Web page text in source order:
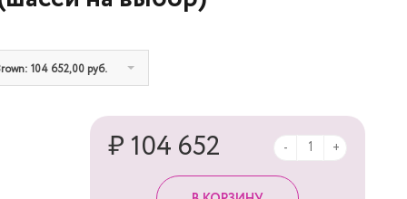
104 652,00 руб.
₽ 104 652 - +